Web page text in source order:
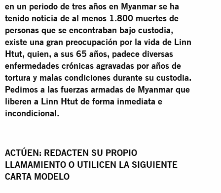
en un periodo de tres años en Myanmar se ha
tenido noticia de al menos 1.800 muertes de
personas que se encontraban bajo custodia,
existe una gran preocupación por la vida de Linn
Htut, quien, a sus 65 años, padece diversas
enfermedades crónicas agravadas por años de
tortura y malas condiciones durante su custodia.
Pedimos a las fuerzas armadas de Myanmar que
liberen a Linn Htut de forma inmediata e
incondicional.
ACTÚEN: REDACTEN SU PROPIO
LLAMAMIENTO O UTILICEN LA SIGUIENTE
CARTA MODELO